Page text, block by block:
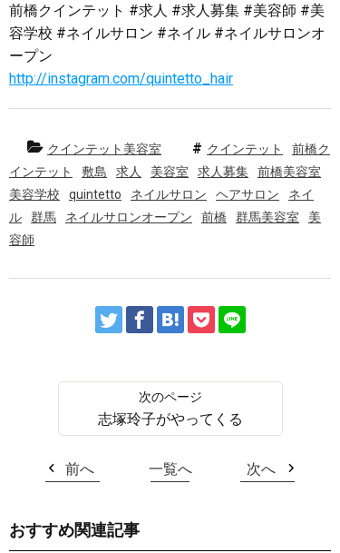
前橋クインテット #求人 #求人募集 #美容師 #美
容学校 #ネイルサロン #ネイル #ネイルサロンオ
ープン
http://instagram.com/quintetto_hair
クインテット美容室 クインテット
前橋ク
インテット
敷島 求人 美容室 求人募集
前橋美容室
美容学校
quintetto ネイルサロン ヘアサロン
ネイ
ル
群馬 ネイルサロンオープン 前橋 群馬美容室
美
容師
志塚玲子がやってくる
前へ 一覧へ 次へ
おすすめ関連記事